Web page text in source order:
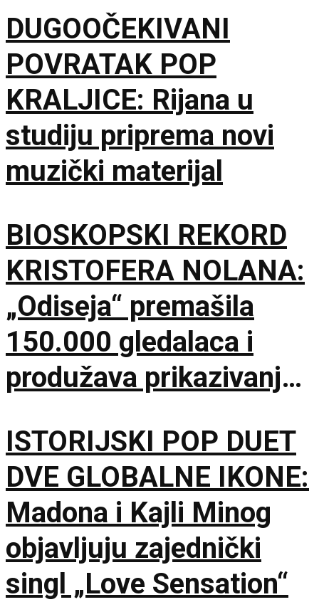
DUGOOČEKIVANI
POVRATAK POP
KRALJICE: Rijana u
studiju priprema novi
muzički materijal
BIOSKOPSKI REKORD
KRISTOFERA NOLANA:
„Odiseja“ premašila
150.000 gledalaca i
produžava prikazivanje
ISTORIJSKI POP DUET
DVE GLOBALNE IKONE:
Madona i Kajli Minog
objavljuju zajednički
singl „Love Sensation“